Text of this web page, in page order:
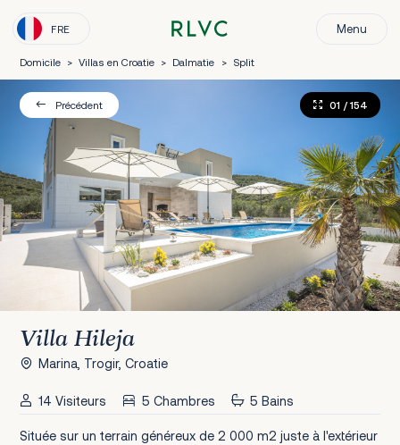
FRE Menu
Domicile > Villas en Croatie > Dalmatie > Split
Précédent 01 / 154
Villa Hileja
Marina, Trogir, Croatie
14 Visiteurs 5 Chambres 5 Bains
Située sur un terrain généreux de 2 000 m2 juste à l'extérieur